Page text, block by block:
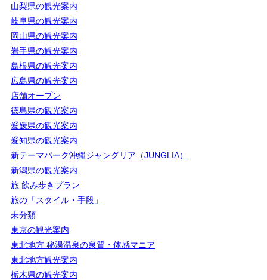
山梨県の観光案内
岐阜県の観光案内
岡山県の観光案内
岩手県の観光案内
島根県の観光案内
広島県の観光案内
店舗オープン
徳島県の観光案内
愛媛県の観光案内
愛知県の観光案内
新テーマパーク沖縄ジャングリア（JUNGLIA）
新潟県の観光案内
旅 飲み歩きプラン
旅の「スタイル・手段」
未分類
東京の観光案内
東北地方 秘湯温泉の泉質・体感マニア
東北地方観光案内
栃木県の観光案内